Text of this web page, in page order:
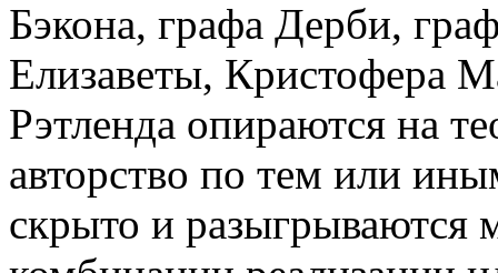
Бэкона, графа Дерби,
Елизаветы, Кристофера
Рэтленда опираются на
авторство по тем или
скрыто и разыгрываются